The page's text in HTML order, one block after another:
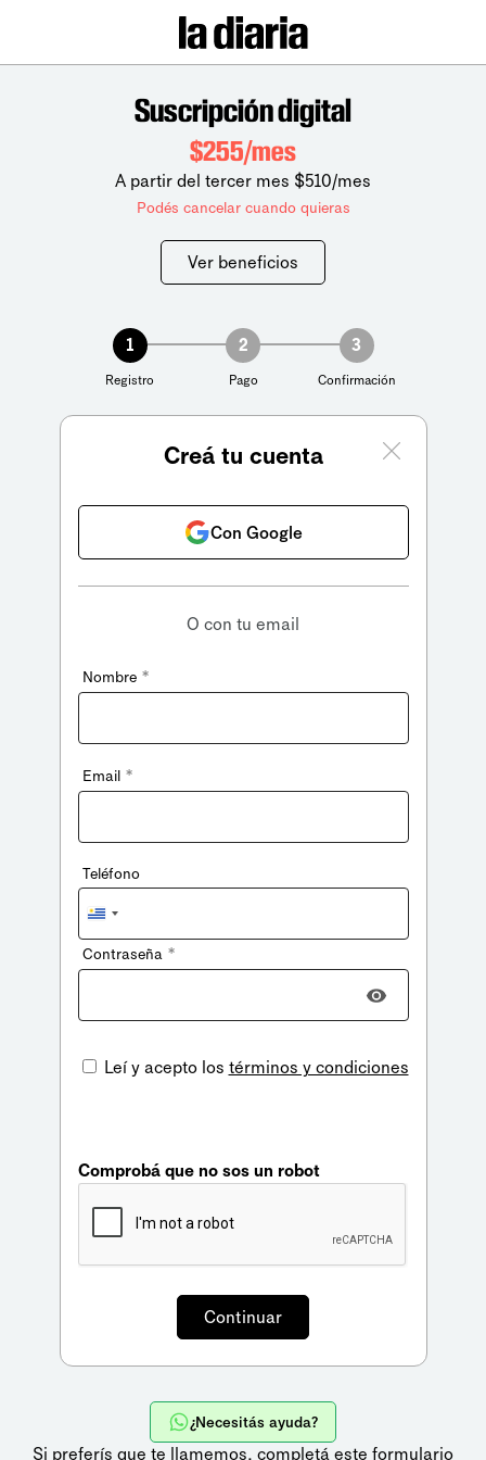
Suscripción digital
$255/mes
A partir del tercer mes $510/mes
Podés cancelar cuando quieras
Ver beneficios
1
Registro
2
Pago
3
Confirmación
Creá tu cuenta
Con Google
O con tu email
Nombre *
Email *
Teléfono
Uruguay
+598
Contraseña *
Leí y acepto los términos y condiciones
Comprobá que no sos un robot
¿Necesitás ayuda?
Si preferís que te llamemos, completá este formulario